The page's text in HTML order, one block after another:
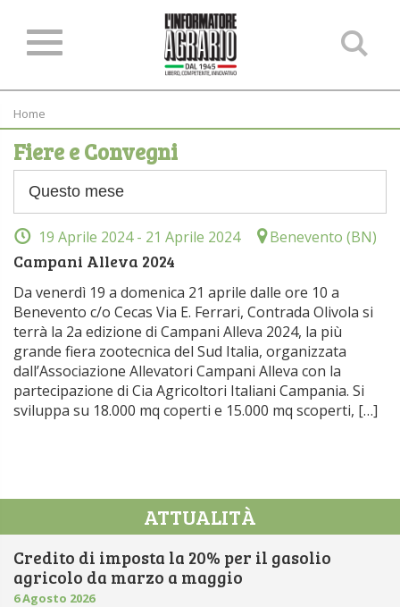
Home
Fiere e Convegni
19 Aprile 2024 - 21 Aprile 2024 Benevento (BN)
Campani Alleva 2024
Da venerdì 19 a domenica 21 aprile dalle ore 10 a
Benevento c/o Cecas Via E. Ferrari, Contrada Olivola si
terrà la 2a edizione di Campani Alleva 2024, la più
grande fiera zootecnica del Sud Italia, organizzata
dall’Associazione Allevatori Campani Alleva con la
partecipazione di Cia Agricoltori Italiani Campania. Si
sviluppa su 18.000 mq coperti e 15.000 mq scoperti, […]
ATTUALITÀ
Credito di imposta la 20% per il gasolio
agricolo da marzo a maggio
6 Agosto 2026